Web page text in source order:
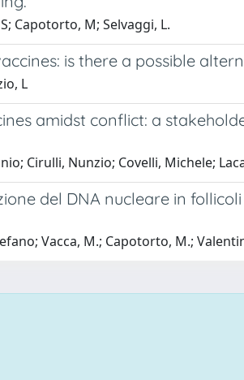
Capotorto, M; Selvaggi, L.
is there a possible
L
amidst conflict: a
Cirulli, Nunzio; Covelli, Michele;
del DNA nucleare in
Vacca, M.; Capotorto, M.;